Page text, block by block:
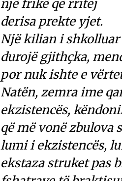
një frikë që rritej
derisa prekte yjet.
Një kilian i
durojë gjithçka,
por nuk ishte e
Natën, zemra ime
ekzistencës,
që më vonë zbulova
lumi i ekzistencës,
ekstaza struket pas